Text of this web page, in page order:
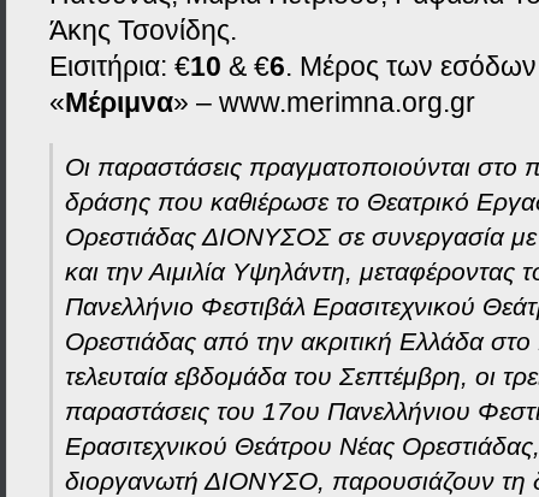
Άκης Τσονίδης.
Εισιτήρια: €10 & €6. Μέρος των εσόδων
«Μέριμνα» – www.merimna.org.gr
Οι παραστάσεις πραγματοποιούνται στο
δράσης που καθιέρωσε το Θεατρικό
Ορεστιάδας ΔΙΟΝΥΣΟΣ σε συνεργασία
και την Αιμιλία Υψηλάντη, μεταφέροντας
Πανελλήνιο Φεστιβάλ Ερασιτεχνικού
Ορεστιάδας από την ακριτική Ελλάδα
τελευταία εβδομάδα του Σεπτέμβρη, οι
παραστάσεις του 17ου Πανελλήνιου
Ερασιτεχνικού Θεάτρου Νέας
διοργανωτή ΔΙΟΝΥΣΟ, παρουσιάζουν τη